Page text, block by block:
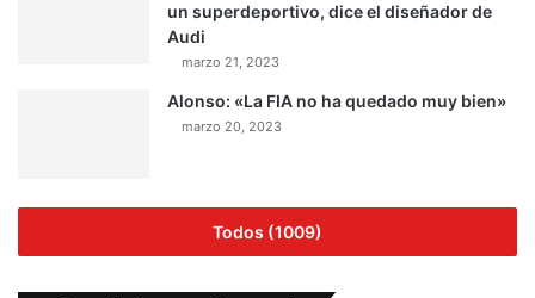
un superdeportivo, dice el diseñador de
Audi
marzo 21, 2023
Alonso: «La FIA no ha quedado muy bien»
marzo 20, 2023
Todos (1009)